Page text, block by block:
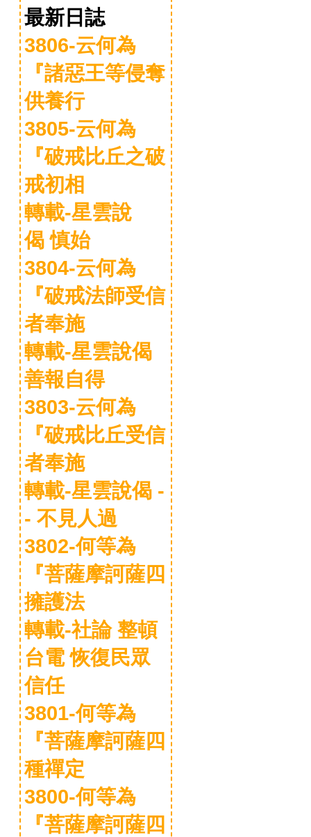
最新日誌
3806-云何為
『諸惡王等侵奪
供養行
3805-云何為
『破戒比丘之破
戒初相
轉載-星雲說
偈 慎始
3804-云何為
『破戒法師受信
者奉施
轉載-星雲說偈
善報自得
3803-云何為
『破戒比丘受信
者奉施
轉載-星雲說偈 -
- 不見人過
3802-何等為
『菩薩摩訶薩四
擁護法
轉載-社論 整頓
台電 恢復民眾
信任
3801-何等為
『菩薩摩訶薩四
種禪定
3800-何等為
『菩薩摩訶薩四